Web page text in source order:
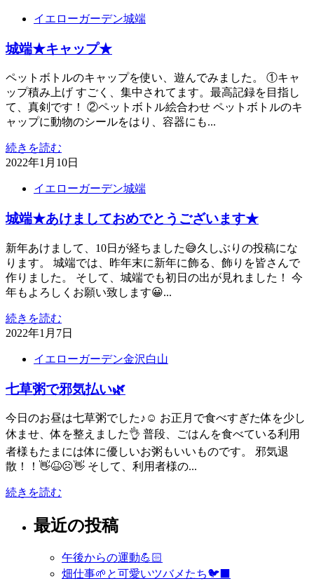
イエローガーデン城端
城端★キャップ★
ペットボトルのキャップを使い、遊んでみました。 ①キャ
ップ積み上げ すごく、集中されてます。最高記録を目指し
て、真剣です！ ②ペットボトル絵合わせ ペットボトルのキ
ャップに動物のシールをはり、容器にも...
続きを読む
2022年1月10日
イエローガーデン城端
城端★あけましておめでとうございます★
新年あけまして、10日が経ちました😅久しぶりの投稿にな
ります。 城端では、昨年末に新年に飾る、飾りを皆さんで
作りました。 そして、城端でも初日の出が見れました！ 今
年もよろしくお願い致します😀...
続きを読む
2022年1月7日
イエローガーデン金沢白山
七草粥で邪気払い🌿
今日のお昼は七草粥でした♪☺️ お正月で食べすぎた体を少し
休ませ、体を整えました👌 普段、ごはんを食べている利用
者様もたまには体に優しいお粥もいいものです。 邪気退
散！！👋😆☹️👋 そして、利用者様の...
続きを読む
最近の投稿
午後からの運動💪🏻
畑仕事🌱と可愛いツバメたち🐦‍⬛